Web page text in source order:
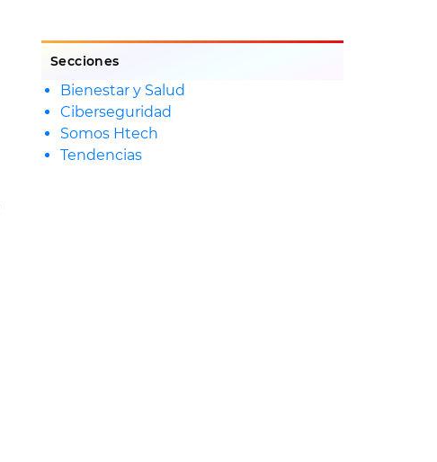
Secciones
Bienestar y Salud
Ciberseguridad
Somos Htech
Tendencias